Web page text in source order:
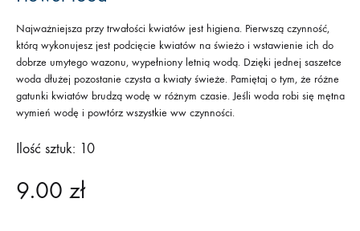
Najważniejsza przy trwałości kwiatów jest higiena. Pierwszą czynność,
którą wykonujesz jest podcięcie kwiatów na świeżo i wstawienie ich do
dobrze umytego wazonu, wypełniony letnią wodą. Dzięki jednej saszetce
woda dłużej pozostanie czysta a kwiaty świeże. Pamiętaj o tym, że różne
gatunki kwiatów brudzą wodę w różnym czasie. Jeśli woda robi się mętna
wymień wodę i powtórz wszystkie ww czynności.
Ilość sztuk: 10
9.00 zł